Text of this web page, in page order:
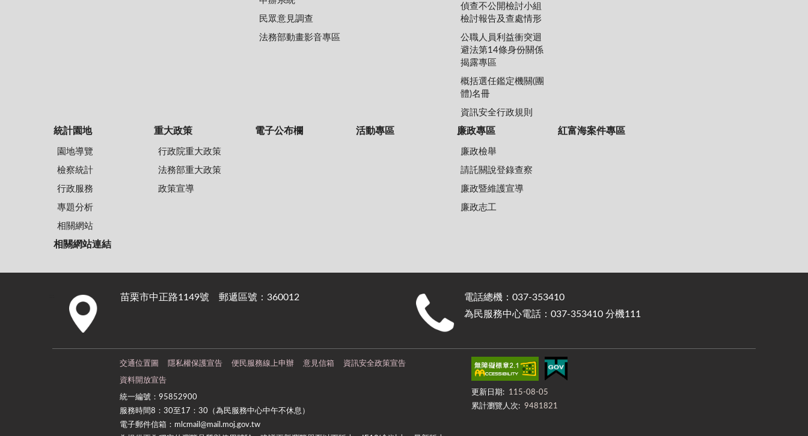
民眾意見調查
法務部動畫影音專區
偵查不公開檢討小組
檢討報告及查處情形
公職人員利益衝突迴
避法第14條身份關係
揭露專區
概括選任鑑定機關(團
體)名冊
資訊安全行政規則
統計園地
園地導覽
檢察統計
行政服務
專題分析
相關網站
重大政策
行政院重大政策
法務部重大政策
政策宣導
電子公布欄 活動專區 廉政專區
廉政檢舉
請託關說登錄查察
廉政暨維護宣導
廉政志工
紅富海案件專區
相關網站連結
苗栗市中正路1149號 郵遞區號：360012
電話總機：037-353410
為民服務中心電話：037-353410 分機111
交通位置圖 隱私權保護宣告 便民服務線上申辦 意見信箱 資訊安全政策宣告
資料開放宣告
統一編號：95852900
服務時間8：30至17：30（為民服務中心中午不休息）
電子郵件信箱：mlcmail@mail.moj.gov.tw
更新日期:
115-08-05
累計瀏覽人次: 9481821